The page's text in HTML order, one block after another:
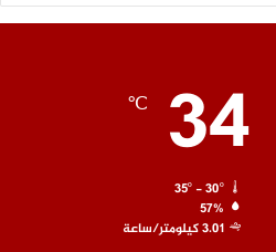
34
℃
35º - 30º
57%
3.01 كيلومتر/ساعة